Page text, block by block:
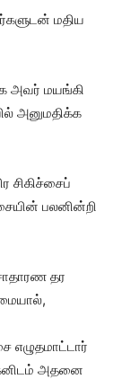
மதிய
அவர் மயங்கி
அனுமதிக்க
சிகிச்சைப்
பலனின்றி
தர
எழுதமாட்டார்
அதனை